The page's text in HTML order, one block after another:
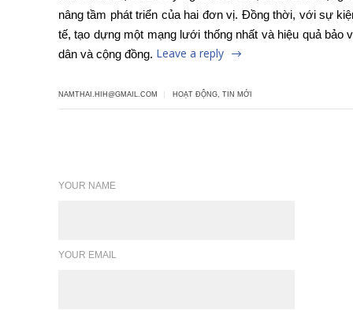
nâng tầm phát triển của hai đơn vị. Đồng thời, với sự
tế, tạo dựng một mạng lưới thống nhất và hiệu quả
dân và cộng đồng. Leave a reply
NAMTHAI.HIH@GMAIL.COM HOẠT ĐỘNG, TIN MỚI
YOUR NAME
YOUR EMAIL